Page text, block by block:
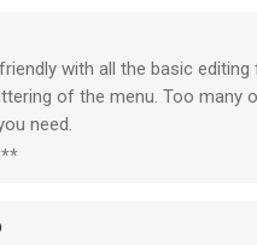
with all the basic
of the menu. Too
need.